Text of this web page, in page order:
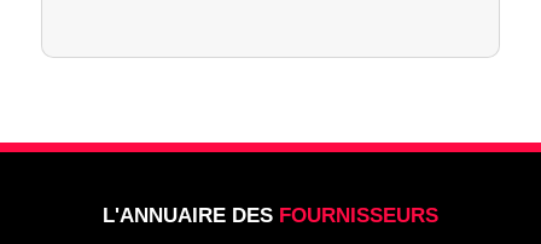
L'ANNUAIRE DES FOURNISSEURS